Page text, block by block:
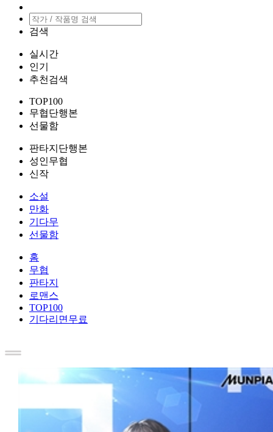
검색
실시간
인기
추천검색
TOP100
무협단행본
선물함
판타지단행본
성인무협
신작
소설
만화
기다무
선물함
홈
무협
판타지
로맨스
TOP100
기다리면무료